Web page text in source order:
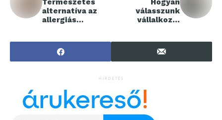
Természetes
alternatíva az
allergiás
Hogyan
válasszunk
vállalkozói
HIRDETÉS